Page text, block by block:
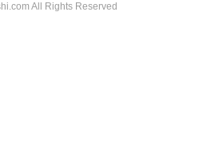
All Rights Reserved